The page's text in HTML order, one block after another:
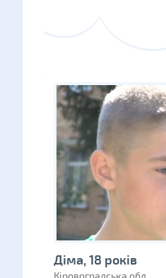
Діма, 18 років